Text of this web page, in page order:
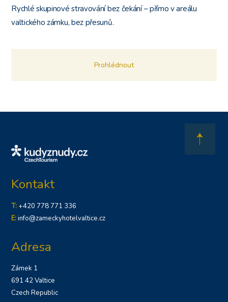
Rychlé skupinové stravování bez čekání – přímo v areálu
valtického zámku, bez přesunů.
Prohlédnout
Kontakt
T: +420 778 771 336
E:info@zameckyhotelvaltice.cz
Adresa
Zámek 1
691 42 Valtice
Czech Republic